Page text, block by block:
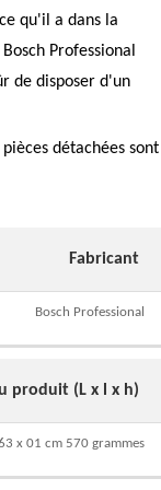
qu'il a dans la
Professional
de disposer d'un
détachées sont
Fabricant
Bosch Professional
produit (L x l x h)
x 01 cm 570 grammes